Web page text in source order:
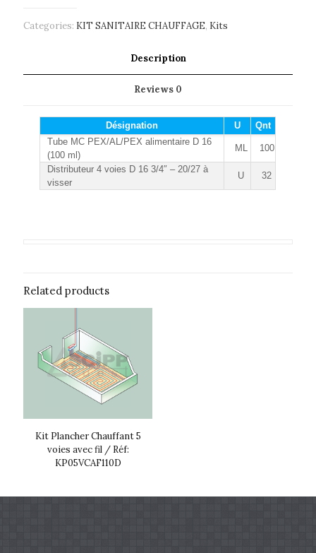
Categories: KIT SANITAIRE CHAUFFAGE, Kits
Description
Reviews 0
Désignation U
Qnt
Tube MC PEX/AL/PEX alimentaire D 16
(100 ml)
ML
100
Distributeur 4 voies D 16 3/4″ – 20/27 à
visser
U 32
Related products
Kit Plancher Chauffant 5
voies avec fil / Réf:
KP05VCAF110D